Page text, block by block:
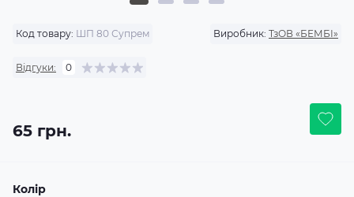
Код товару: ШП 80 Супрем Виробник: ТзОВ «БЕМБІ»
Відгуки: 0
65 грн.
Колір